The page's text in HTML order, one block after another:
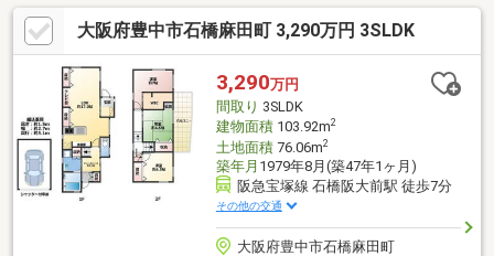
ャッター付き車庫を備え、大切なお車の保管にも安心ですよ・全
居室収納、WIC、洗面所、リビング収納があり、物が多いご家庭
でも安心！◇充実した周辺環境・ファミリーマートまで徒歩8
分・阪急オアシスまで徒歩10分・スギ薬局まで徒歩7分・内科ま
で徒歩5分・小児科まで徒歩6分
大阪府豊中市石橋麻田町 3,290万円 3SLDK
3,290万円
間取り 3SLDK
建物面積103.92m2
土地面積76.06m2
築年月 1979年8月(築47年1ヶ月)
阪急宝塚線 石橋阪大前駅 徒歩7分
その他の交通
大阪府豊中市石橋麻田町